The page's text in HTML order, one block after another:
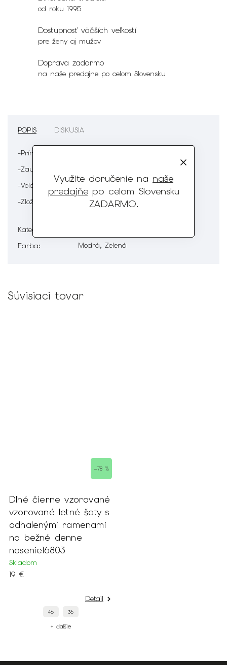
Využite doručenie na naše
predajňepo celom Slovensku
ZADARMO.
od roku 1995
Dostupnosť väčších veľkostí
pre ženy aj mužov
Doprava zadarmo
na naše predajne po celom Slovensku
POPIS DISKUSIA
-Prírodný vzor
-Zaujímavé vykrojenie
-Volán
-Zloženie : 80% polyester 20% elastan
Kategória
Farba: Modrá, Zelená
Súvisiaci tovar
–78 %
Dlhé čierne vzorované
vzorované letné šaty s
odhalenými ramenami
na bežné denne
nosenie16803
Skladom
19 €
Detail
46 36
+ ďalšie